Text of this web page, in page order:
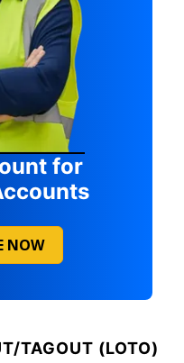
for
NOW
TAGOUT (LOTO)